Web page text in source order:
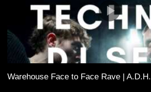
Warehouse Face to Face Rave |